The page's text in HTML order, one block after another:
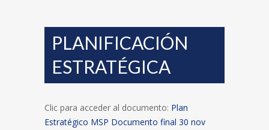
PLANIFICACIÓN
ESTRATÉGICA
Clic para acceder al documento: Plan
Estratégico MSP Documento final 30 nov